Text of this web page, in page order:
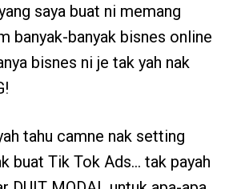
saya buat ni memang
banyak-banyak bisnes online
bisnes ni je tak yah nak
tahu camne nak setting
buat Tik Tok Ads… tak payah